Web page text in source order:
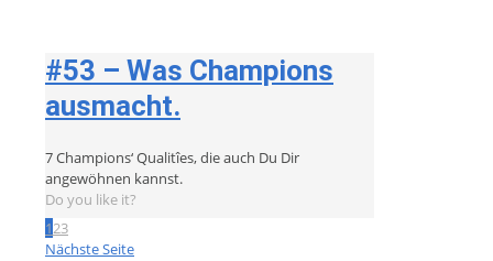
#53 – Was Champions
ausmacht.
7 Champions‘ Qualitîes, die auch Du Dir
angewöhnen kannst.
Do you like it?
123
Nächste Seite